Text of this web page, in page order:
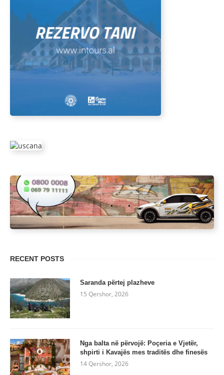
RECENT POSTS
Saranda përtej plazheve
15 Qershor, 2026
Nga balta në përvojë: Poçeria e Vjetër,
shpirti i Kavajës mes traditës dhe finesës
14 Qershor, 2026